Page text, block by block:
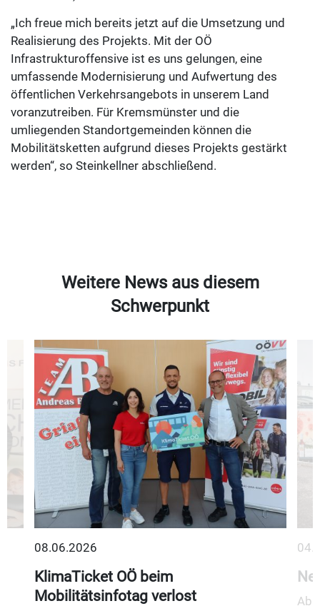
„Ich freue mich bereits jetzt auf die Umsetzung und
Realisierung des Projekts. Mit der OÖ
Infrastrukturoffensive ist es uns gelungen, eine
umfassende Modernisierung und Aufwertung des
öffentlichen Verkehrsangebots in unserem Land
voranzutreiben. Für Kremsmünster und die
umliegenden Standortgemeinden können die
Mobilitätsketten aufgrund dieses Projekts gestärkt
werden“, so Steinkellner abschließend.
Weitere News aus diesem
Schwerpunkt
08.06.2026
KlimaTicket OÖ beim
Mobilitätsinfotag verlost
Ab